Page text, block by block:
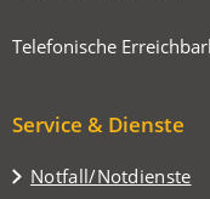
Telefonische
Service & Dienste
Notfall/Notdienste